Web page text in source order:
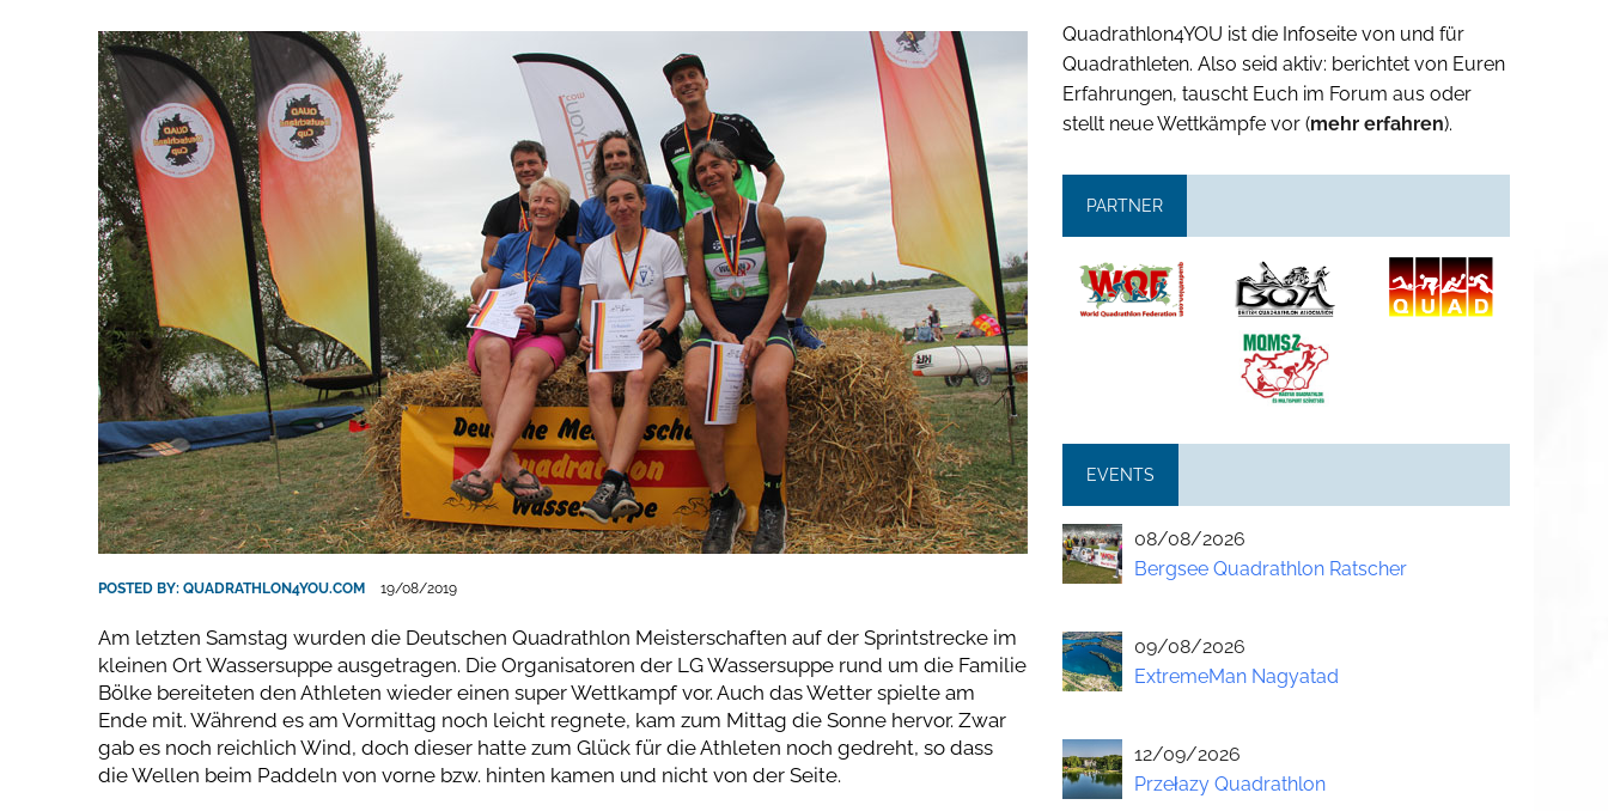
POSTED BY: QUADRATHLON4YOU.COM 19/08/2019
Am letzten Samstag wurden die Deutschen Quadrathlon Meisterschaften auf der Sprintstrecke im
kleinen Ort Wassersuppe ausgetragen. Die Organisatoren der LG Wassersuppe rund um die Familie
Bölke bereiteten den Athleten wieder einen super Wettkampf vor. Auch das Wetter spielte am
Ende mit. Während es am Vormittag noch leicht regnete, kam zum Mittag die Sonne hervor. Zwar
gab es noch reichlich Wind, doch dieser hatte zum Glück für die Athleten noch gedreht, so dass
die Wellen beim Paddeln von vorne bzw. hinten kamen und nicht von der Seite.
Quadrathlon4YOU ist die Infoseite von und für
Quadrathleten. Also seid aktiv: berichtet von Euren
Erfahrungen, tauscht Euch im Forum aus oder
stellt neue Wettkämpfe vor (mehr erfahren).
PARTNER
EVENTS
08/08/2026
Bergsee Quadrathlon Ratscher
09/08/2026
ExtremeMan Nagyatad
12/09/2026
Przełazy Quadrathlon